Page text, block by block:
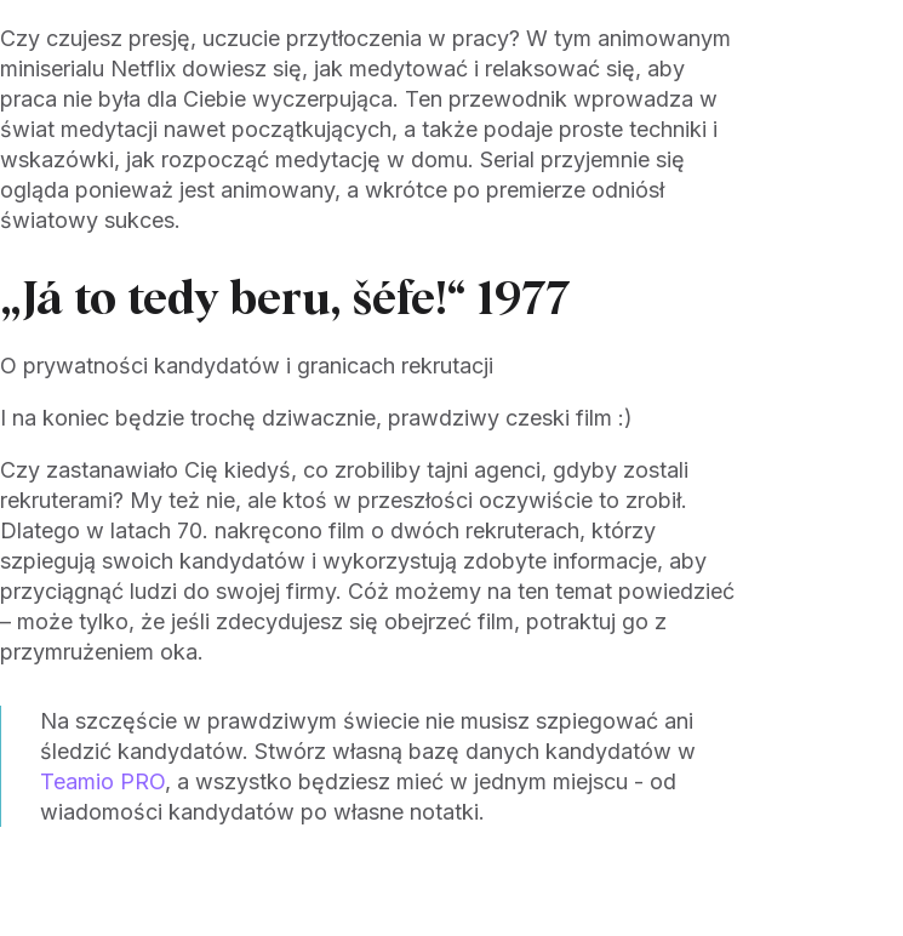
Czy czujesz presję, uczucie przytłoczenia w pracy? W tym animowanym
miniserialu Netflix dowiesz się, jak medytować i relaksować się, aby
praca nie była dla Ciebie wyczerpująca. Ten przewodnik wprowadza w
świat medytacji nawet początkujących, a także podaje proste techniki i
wskazówki, jak rozpocząć medytację w domu. Serial przyjemnie się
ogląda ponieważ jest animowany, a wkrótce po premierze odniósł
światowy sukces.
„Já to tedy beru, šéfe!“ 1977
O prywatności kandydatów i granicach rekrutacji
I na koniec będzie trochę dziwacznie, prawdziwy czeski film :)
Czy zastanawiało Cię kiedyś, co zrobiliby tajni agenci, gdyby zostali
rekruterami? My też nie, ale ktoś w przeszłości oczywiście to zrobił.
Dlatego w latach 70. nakręcono film o dwóch rekruterach, którzy
szpiegują swoich kandydatów i wykorzystują zdobyte informacje, aby
przyciągnąć ludzi do swojej firmy. Cóż możemy na ten temat powiedzieć
– może tylko, że jeśli zdecydujesz się obejrzeć film, potraktuj go z
przymrużeniem oka.
Na szczęście w prawdziwym świecie nie musisz szpiegować ani
śledzić kandydatów. Stwórz własną bazę danych kandydatów w
Teamio PRO, a wszystko będziesz mieć w jednym miejscu - od
wiadomości kandydatów po własne notatki.